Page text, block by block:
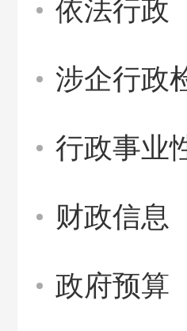
依法行政
涉企行政
行政事业
财政信息
政府预算